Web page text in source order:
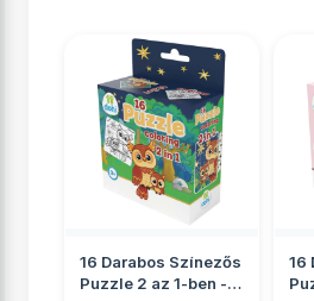
16 Darabos Színezős
Puzzle 2 az 1-ben -
16